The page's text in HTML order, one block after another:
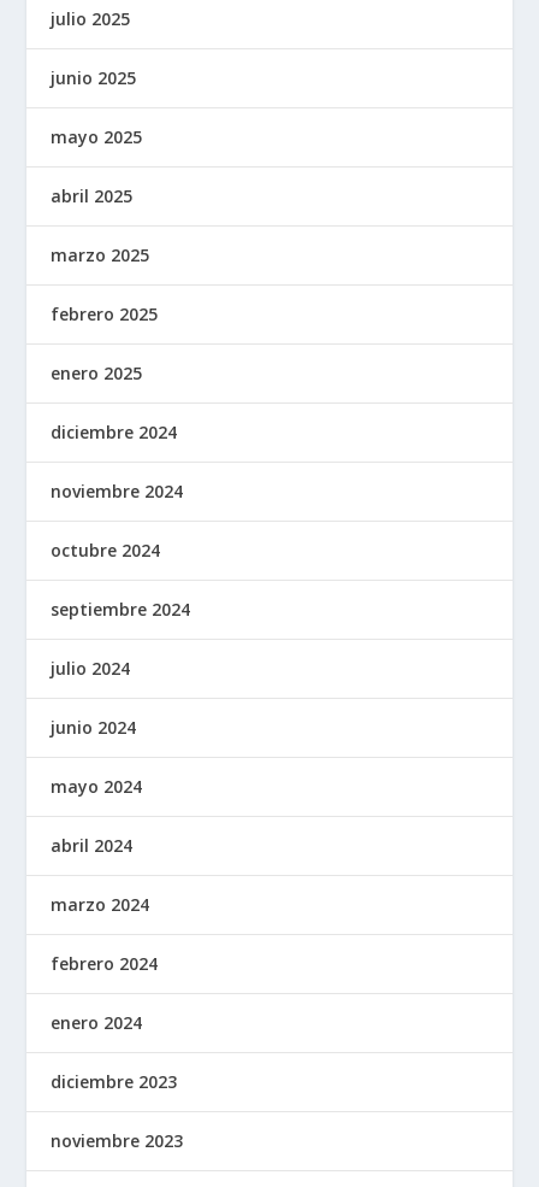
julio 2025
junio 2025
mayo 2025
abril 2025
marzo 2025
febrero 2025
enero 2025
diciembre 2024
noviembre 2024
octubre 2024
septiembre 2024
julio 2024
junio 2024
mayo 2024
abril 2024
marzo 2024
febrero 2024
enero 2024
diciembre 2023
noviembre 2023